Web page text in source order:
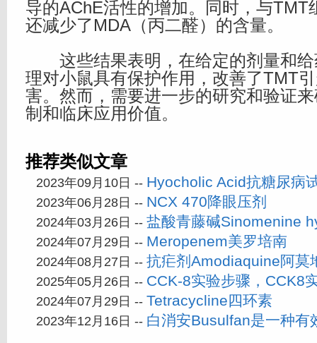
导的AChE活性的增加。同时，与TMT
还减少了MDA（丙二醛）的含量。
这些结果表明，在给定的剂量和给
理对小鼠具有保护作用，改善了TMT
害。然而，需要进一步的研究和验证
制和临床应用价值。
推荐类似文章
2023年09月10日 -- Hyocholic Acid抗糖尿病
2023年06月28日 -- NCX 470降眼压剂
2024年03月26日 -- 盐酸青藤碱Sinomenine
2024年07月29日 -- Meropenem美罗培南
2024年08月27日 -- 抗疟剂Amodiaquine阿莫
2025年05月26日 -- CCK-8实验步骤，CCK8
2024年07月29日 -- Tetracycline四环素
2023年12月16日 -- 白消安Busulfan是一种有